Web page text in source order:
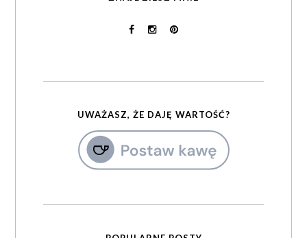
UWAŻASZ, ŻE DAJĘ WARTOŚĆ?